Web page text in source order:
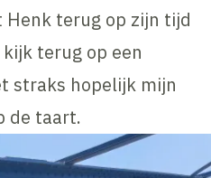
terug op zijn tijd
terug op een
straks hopelijk mijn
de taart.